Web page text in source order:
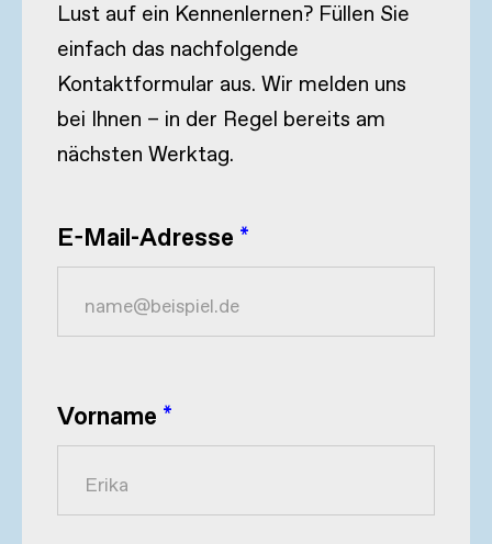
Lust auf ein Kennenlernen? Füllen Sie
einfach das nachfolgende
Kontaktformular aus. Wir melden uns
bei Ihnen – in der Regel bereits am
nächsten Werktag.
E-Mail-Adresse *
Vorname *